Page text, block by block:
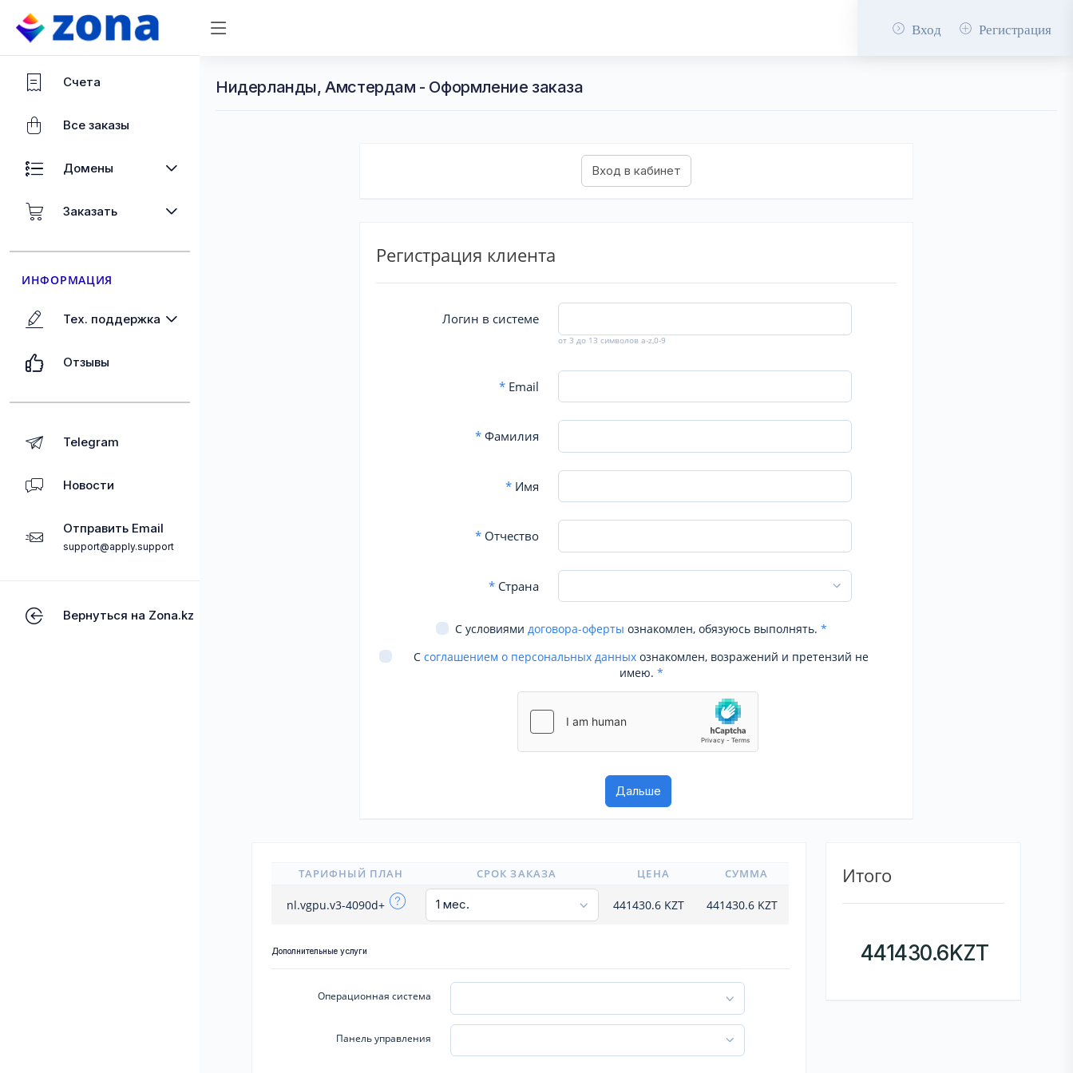
Вход Регистрация
Счета
Все заказы
Домены
Заказать
ИНФОРМАЦИЯ
Тех. поддержка
Отзывы
Telegram
Новости
Отправить Email
support@apply.support
Вернуться на Zona.kz
Нидерланды, Амстердам - Оформление заказа
Регистрация клиента
Логин в системе
от 3 до 13 символов a-z,0-9
*Email
*Фамилия
*Имя
*Отчество
*Страна
С условиями договора-оферты ознакомлен, обязуюсь выполнять. *
С соглашением о персональных данных ознакомлен, возражений и претензий не
имею. *
ТАРИФНЫЙ ПЛАН СРОК ЗАКАЗА ЦЕНА СУММА
nl.vgpu.v3-4090d+ 441430.6 KZT 441430.6KZT
Дополнительные услуги
Операционная система
Панель управления
Итого
441430.6KZT